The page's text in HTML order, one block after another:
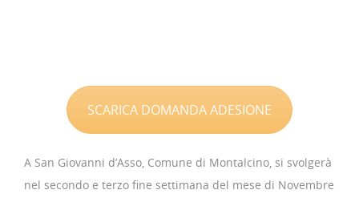
SCARICA DOMANDA ADESIONE
A San Giovanni d’Asso, Comune di Montalcino, si svolgerà
nel secondo e terzo fine settimana del mese di Novembre